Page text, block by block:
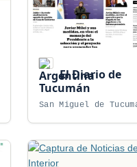
El Diario de
Tucumán
San Miguel de